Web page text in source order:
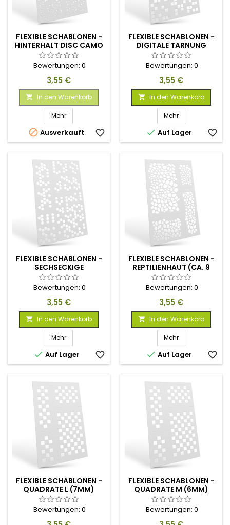
FLEXIBLE SCHABLONEN -
HINTERHALT DISC CAMO
(VERSCHIEDENE
GRÖSSEN)
Bewertungen: 0
Preis
3,55 €
 In den Warenkorb
Mehr
 Ausverkauft favorite_border
FLEXIBLE SCHABLONEN -
DIGITALE TARNUNG
(5MM)
Bewertungen: 0
Preis
3,55 €
 In den Warenkorb
Mehr
 Auf Lager favorite_border
FLEXIBLE SCHABLONEN -
SECHSECKIGE
CAMOUFLAGE (4X5MM)
Bewertungen: 0
Preis
3,55 €
 In den Warenkorb
Mehr
 Auf Lager favorite_border
FLEXIBLE SCHABLONEN -
REPTILIENHAUT (CA. 9
MM)
Bewertungen: 0
Preis
3,55 €
 In den Warenkorb
Mehr
 Auf Lager favorite_border
FLEXIBLE SCHABLONEN -
QUADRATE L (7MM)
Bewertungen: 0
FLEXIBLE SCHABLONEN -
QUADRATE M (6MM)
Bewertungen: 0